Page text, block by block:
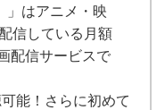
」はアニメ・映
信している 月額
配信サービスで
能！ さらに初めて